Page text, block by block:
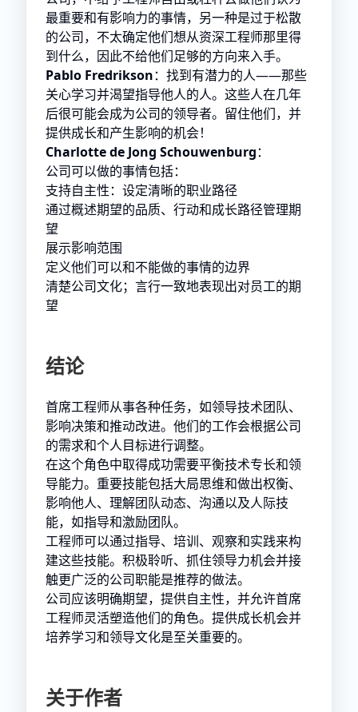
最重要和有影响力的事情，另一种是过于松散
的公司，不太确定他们想从资深工程师那里得
到什么，因此不给他们足够的方向来入手。
Pablo Fredrikson：找到有潜力的人——那些
关心学习并渴望指导他人的人。这些人在几年
后很可能会成为公司的领导者。留住他们，并
提供成长和产生影响的机会！
Charlotte de Jong Schouwenburg：
公司可以做的事情包括：
支持自主性：设定清晰的职业路径
通过概述期望的品质、行动和成长路径管理期
望
展示影响范围
定义他们可以和不能做的事情的边界
清楚公司文化；言行一致地表现出对员工的期
望
结论
首席工程师从事各种任务，如领导技术团队、
影响决策和推动改进。他们的工作会根据公司
的需求和个人目标进行调整。
在这个角色中取得成功需要平衡技术专长和领
导能力。重要技能包括大局思维和做出权衡、
影响他人、理解团队动态、沟通以及人际技
能，如指导和激励团队。
工程师可以通过指导、培训、观察和实践来构
建这些技能。积极聆听、抓住领导力机会并接
触更广泛的公司职能是推荐的做法。
公司应该明确期望，提供自主性，并允许首席
工程师灵活塑造他们的角色。提供成长机会并
培养学习和领导文化是至关重要的。
关于作者